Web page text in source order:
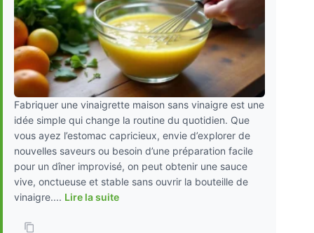
Fabriquer une vinaigrette maison sans vinaigre est une
idée simple qui change la routine du quotidien. Que
vous ayez l’estomac capricieux, envie d’explorer de
nouvelles saveurs ou besoin d’une préparation facile
pour un dîner improvisé, on peut obtenir une sauce
vive, onctueuse et stable sans ouvrir la bouteille de
vinaigre.... Lire la suite